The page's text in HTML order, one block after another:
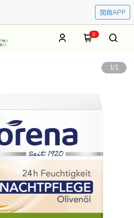
開啟APP
0
1/1